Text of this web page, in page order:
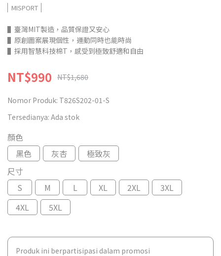
MISPORT
▌臺灣MIT製造，品質保證又安心
▌原創圖案展現個性，運動同時也能時尚
▌採用智慧科技棉T，感受到極致舒適和自由
NT$990 NT$1,680
Nomor Produk: T826S202-01-S
Tersedianya: Ada stok
顏色
黑色
灰杏
極致灰
尺寸
S
M L XL 2XL
3XL
4XL
5XL
Produk ini berpartisipasi dalam promosi